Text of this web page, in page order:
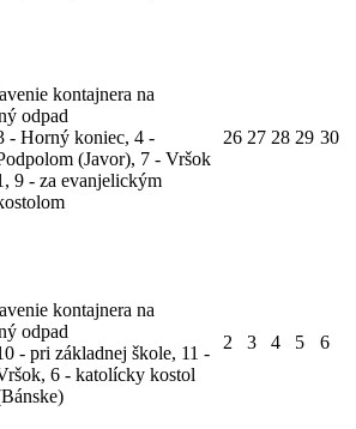
kontajnera na
odpad
- Horný koniec, 4 -
(Javor), 7 - Vršok
9 - za evanjelickým
26 27 28 29 30
kontajnera na
odpad
- pri základnej škole, 11 -
6 - katolícky kostol
2 3 4 5 6